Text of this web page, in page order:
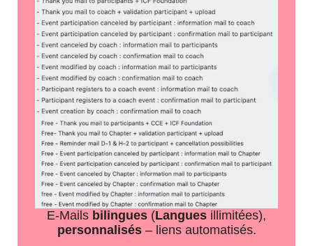
E-Mails bilingues (Langues illimitées),
personnalisés– liens automatisés.